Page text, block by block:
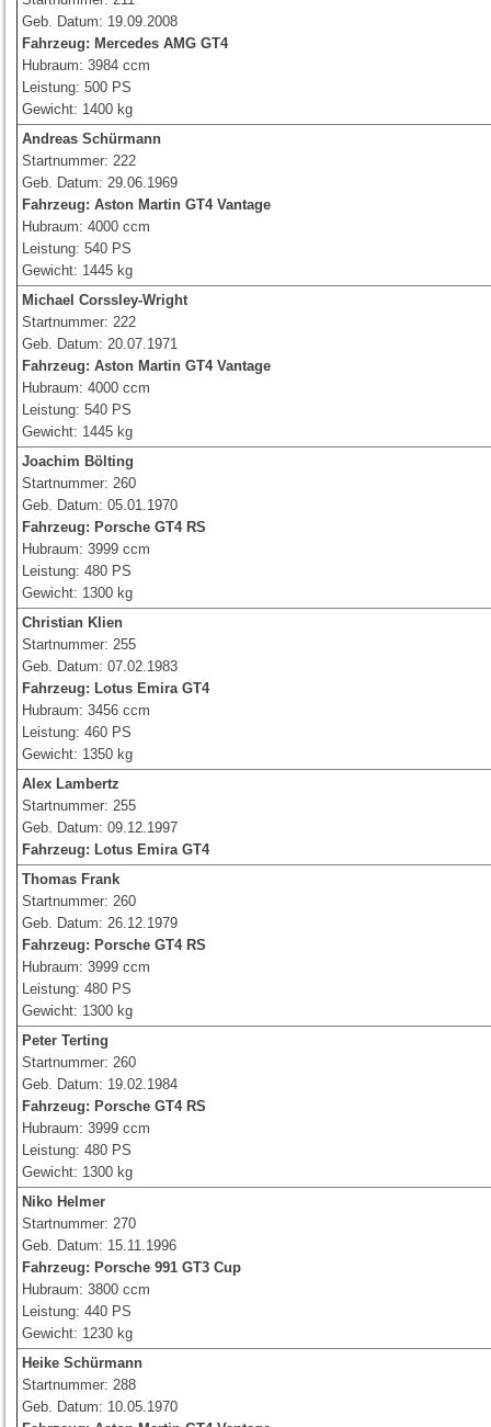
Geb. Datum: 19.09.2008
Fahrzeug: Mercedes AMG GT4
Hubraum: 3984 ccm
Leistung: 500 PS
Gewicht: 1400 kg
Andreas Schürmann
Startnummer: 222
Geb. Datum: 29.06.1969
Fahrzeug: Aston Martin GT4 Vantage
Hubraum: 4000 ccm
Leistung: 540 PS
Gewicht: 1445 kg
Michael Corssley-Wright
Startnummer: 222
Geb. Datum: 20.07.1971
Fahrzeug: Aston Martin GT4 Vantage
Hubraum: 4000 ccm
Leistung: 540 PS
Gewicht: 1445 kg
Joachim Bölting
Startnummer: 260
Geb. Datum: 05.01.1970
Fahrzeug: Porsche GT4 RS
Hubraum: 3999 ccm
Leistung: 480 PS
Gewicht: 1300 kg
Christian Klien
Startnummer: 255
Geb. Datum: 07.02.1983
Fahrzeug: Lotus Emira GT4
Hubraum: 3456 ccm
Leistung: 460 PS
Gewicht: 1350 kg
Alex Lambertz
Startnummer: 255
Geb. Datum: 09.12.1997
Fahrzeug: Lotus Emira GT4
Thomas Frank
Startnummer: 260
Geb. Datum: 26.12.1979
Fahrzeug: Porsche GT4 RS
Hubraum: 3999 ccm
Leistung: 480 PS
Gewicht: 1300 kg
Peter Terting
Startnummer: 260
Geb. Datum: 19.02.1984
Fahrzeug: Porsche GT4 RS
Hubraum: 3999 ccm
Leistung: 480 PS
Gewicht: 1300 kg
Niko Helmer
Startnummer: 270
Geb. Datum: 15.11.1996
Fahrzeug: Porsche 991 GT3 Cup
Hubraum: 3800 ccm
Leistung: 440 PS
Gewicht: 1230 kg
Heike Schürmann
Startnummer: 288
Geb. Datum: 10.05.1970